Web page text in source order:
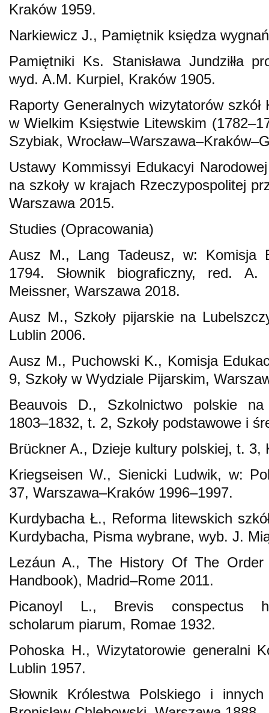
Kraków 1959.
Narkiewicz J., Pamiętnik księdza
Pamiętniki Ks. Stanisława Jundziłła
wyd. A.M. Kurpiel, Kraków 1905.
Raporty Generalnych wizytatorów
w Wielkim Księstwie Litewskim
Szybiak,
Ustawy Kommissyi Edukacyi
na szkoły w krajach Rzeczypospolitej
Warszawa 2015.
Studies (Opracowania)
Ausz M., Lang Tadeusz, w: Komisja
1794. Słownik biograficzny, red.
Meissner, Warszawa 2018.
Ausz M., Szkoły pijarskie na
Lublin 2006.
Ausz M., Puchowski K., Komisja
9, Szkoły w Wydziale Pijarskim,
Beauvois D., Szkolnictwo polskie na
1803–1832, t. 2, Szkoły podstawowe i
Brückner A., Dzieje kultury polskiej, t. 3,
Kriegseisen W., Sienicki Ludwik, w:
37, Warszawa–Kraków 1996–1997.
Kurdybacha Ł., Reforma litewskich
Kurdybacha, Pisma wybrane, wyb. J.
Lezáun A., The History Of The
Handbook), Madrid–Rome 2011.
Picanoyl L., Brevis conspectus
scholarum piarum, Romae 1932.
Pohoska H., Wizytatorowie generalni
Lublin 1957.
Słownik Królestwa Polskiego i